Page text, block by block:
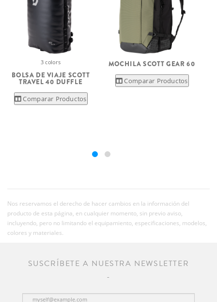
3 colors
BOLSA DE VIAJE SCOTT
TRAVEL 40 DUFFLE
Comparar Productos
MOCHILA SCOTT GEAR 60
Comparar Productos
Nos reservamos el derecho de hacer cambios en la información del
producto de esta página, en cualquier momento, sin previo aviso,
incluyendo, pero no limitando el equipamiento, especificaciones, modelos,
colores y materiales.
SUSCRÍBETE A NUESTRA NEWSLETTER